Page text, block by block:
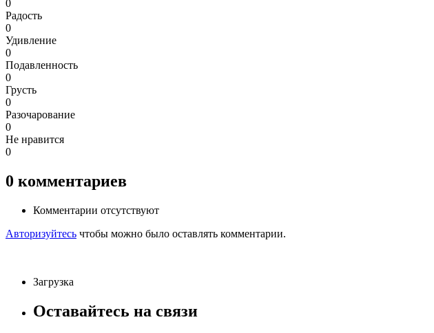
0
Радость
0
Удивление
0
Подавленность
0
Грусть
0
Разочарование
0
Не нравится
0
0 комментариев
Комментарии отсутствуют
Авторизуйтесь чтобы можно было оставлять комментарии.
Загрузка
Оставайтесь на связи